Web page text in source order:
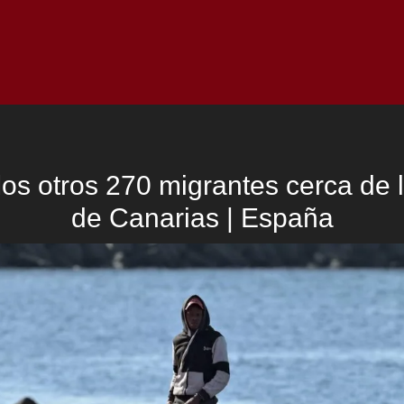
otros 270 migrantes cerca de
de Canarias | España